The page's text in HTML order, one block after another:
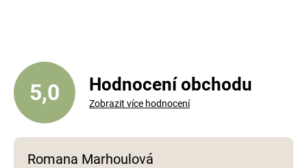
í
p
r
k
y
5,0 Hodnocení obchodu
Zobrazit více hodnocení
Romana Marhoulová